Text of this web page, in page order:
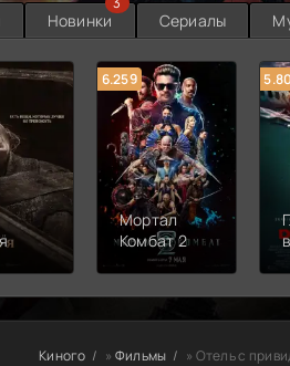
Новинки Сериалы
6.259
Мортал
Комбат 2
Киного » Фильмы » Отель с